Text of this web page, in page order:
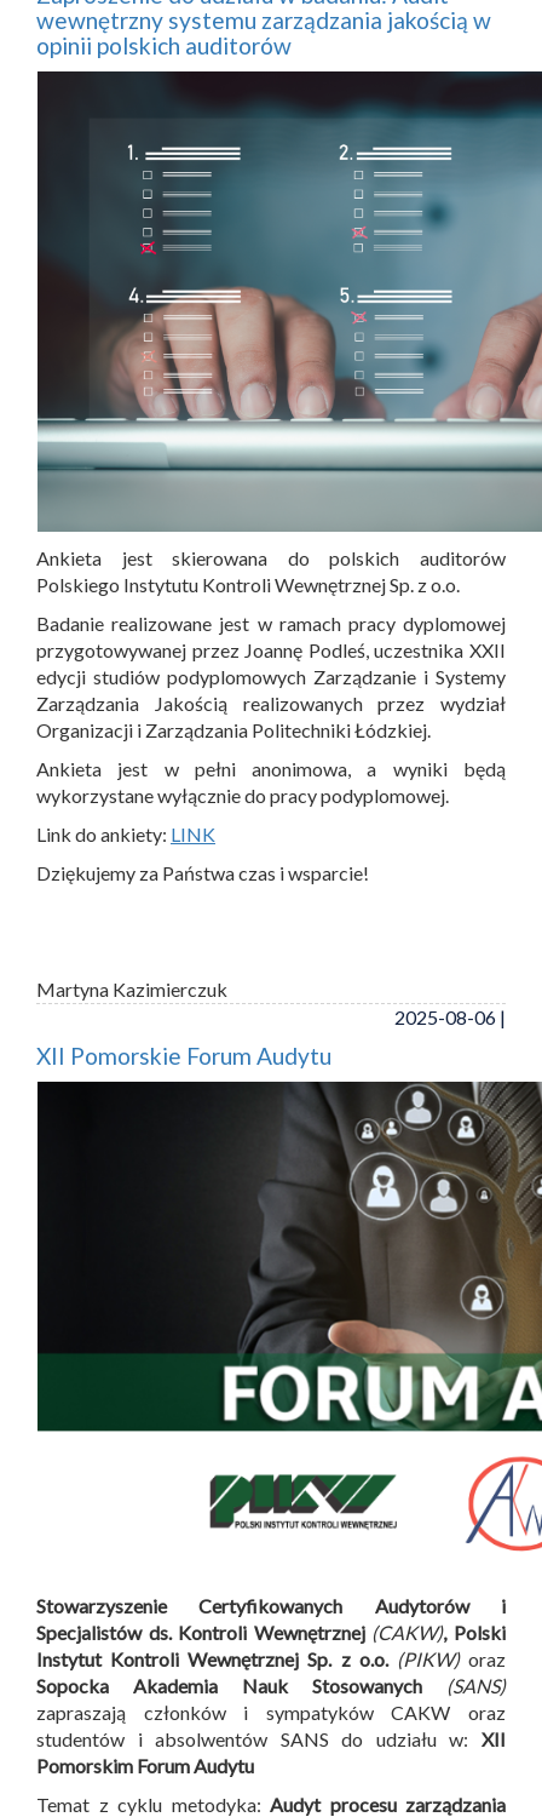
wewnętrzny systemu zarządzania jakością w
opinii polskich auditorów
Ankieta jest skierowana do polskich auditorów
Polskiego Instytutu Kontroli Wewnętrznej Sp. z o.o.
Badanie realizowane jest w ramach pracy dyplomowej
przygotowywanej przez Joannę Podleś, uczestnika XXII
edycji studiów podyplomowych Zarządzanie i Systemy
Zarządzania Jakością realizowanych przez wydział
Organizacji i Zarządzania Politechniki Łódzkiej.
Ankieta jest w pełni anonimowa, a wyniki będą
wykorzystane wyłącznie do pracy podyplomowej.
Link do ankiety: LINK
Dziękujemy za Państwa czas i wsparcie!
Martyna Kazimierczuk
2025-08-06 |
XII Pomorskie Forum Audytu
Stowarzyszenie Certyfikowanych Audytorów i
Specjalistów ds. Kontroli Wewnętrznej (CAKW), Polski
Instytut Kontroli Wewnętrznej Sp. z o.o. (PIKW)oraz
Sopocka Akademia Nauk Stosowanych
(SANS)
zapraszają członków i sympatyków CAKW oraz
studentów i absolwentów SANS do udziału w: XII
Pomorskim Forum Audytu
Temat z cyklu metodyka: Audyt procesu zarządzania